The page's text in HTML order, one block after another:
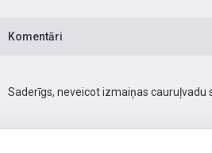
Komentāri
Saderīgs, neveicot izmaiņas cauruļvadu